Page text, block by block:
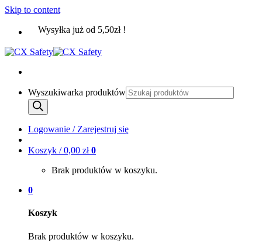
Skip to content
Wysyłka już od 5,50zł !
Wyszukiwarka produktów
Logowanie / Zarejestruj się
Koszyk /0,00 zł 0
Brak produktów w koszyku.
0
Koszyk
Brak produktów w koszyku.